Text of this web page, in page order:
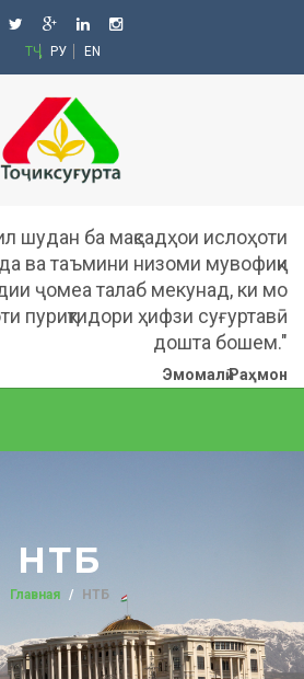
ТҶ РУ EN
шудан ба мақсадҳои ислоҳоти
ва таъмини низоми мувофиқи
ҷомеа талаб мекунад, ки мо
пуриқтидори ҳифзи суғуртавӣ
дошта бошем."
Эмомалӣ Раҳмон
НТБ
Главная НТБ